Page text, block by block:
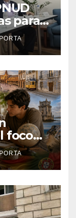
para
foco
para
por
España